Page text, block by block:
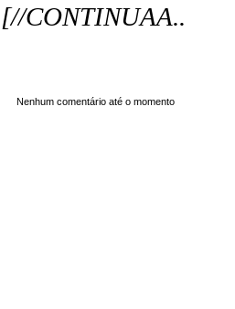
[//CONTINUAA..